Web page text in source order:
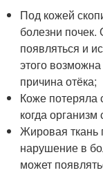
Под кожей
болезни
появляться и
этого
причина отёка;
Коже потеряла
когда
Жировая ткань
нарушение в
может